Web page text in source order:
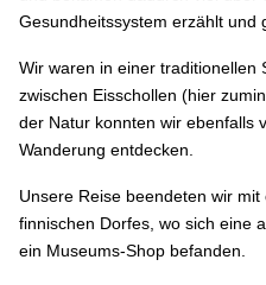
Gesundheitssystem erzählt und
Wir waren in einer traditionellen
zwischen Eisschollen (hier
der Natur konnten wir ebenfalls
Wanderung entdecken.
Unsere Reise beendeten wir
finnischen Dorfes, wo sich eine
ein Museums-Shop befanden.